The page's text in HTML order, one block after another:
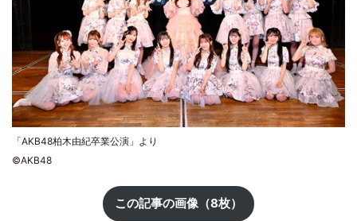
「AKB48柏木由紀卒業公演」より
©AKB48
この記事の画像（8枚）